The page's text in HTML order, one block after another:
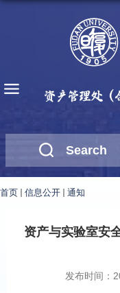
首页 信息公开 通知
资产与实验室安
发布时间：